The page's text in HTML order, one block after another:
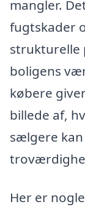
mangler.
fugtskader
strukturelle
boligens
købere
billede af,
sælgere
Her er